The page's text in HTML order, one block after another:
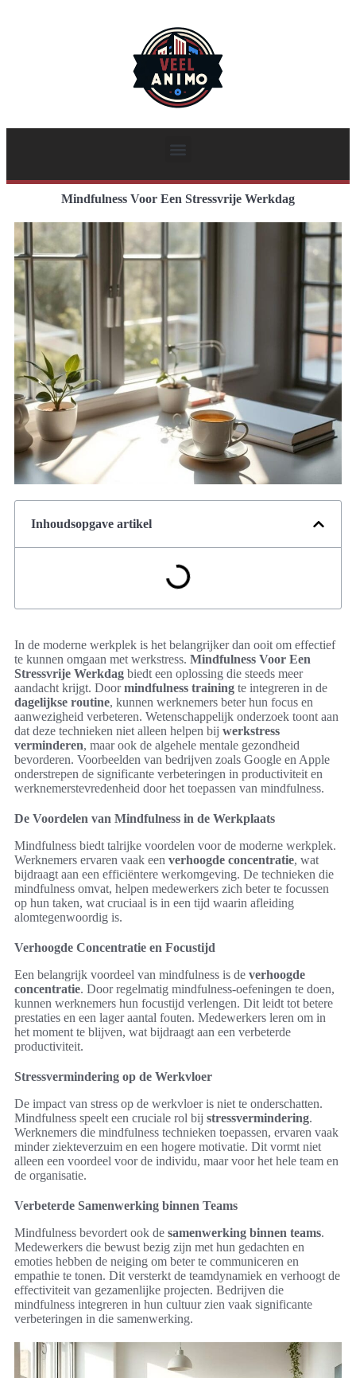
Mindfulness Voor Een Stressvrije Werkdag
Inhoudsopgave artikel
In de moderne werkplek is het belangrijker dan ooit om effectief
te kunnen omgaan met werkstress. Mindfulness Voor Een
Stressvrije Werkdag biedt een oplossing die steeds meer
aandacht krijgt. Doormindfulness training te integreren in de
dagelijkse routine, kunnen werknemers beter hun focus en
aanwezigheid verbeteren. Wetenschappelijk onderzoek toont aan
dat deze technieken niet alleen helpen bij werkstress
verminderen, maar ook de algehele mentale gezondheid
bevorderen. Voorbeelden van bedrijven zoals Google en Apple
onderstrepen de significante verbeteringen in productiviteit en
werknemerstevredenheid door het toepassen van mindfulness.
De Voordelen van Mindfulness in de Werkplaats
Mindfulness biedt talrijke voordelen voor de moderne werkplek.
Werknemers ervaren vaak een verhoogde concentratie, wat
bijdraagt aan een efficiëntere werkomgeving. De technieken die
mindfulness omvat, helpen medewerkers zich beter te focussen
op hun taken, wat cruciaal is in een tijd waarin afleiding
alomtegenwoordig is.
Verhoogde Concentratie en Focustijd
Een belangrijk voordeel van mindfulness is de verhoogde
concentratie. Door regelmatig mindfulness-oefeningen te doen,
kunnen werknemers hun focustijd verlengen. Dit leidt tot betere
prestaties en een lager aantal fouten. Medewerkers leren om in
het moment te blijven, wat bijdraagt aan een verbeterde
productiviteit.
Stressvermindering op de Werkvloer
De impact van stress op de werkvloer is niet te onderschatten.
Mindfulness speelt een cruciale rol bij stressvermindering.
Werknemers die mindfulness technieken toepassen, ervaren vaak
minder ziekteverzuim en een hogere motivatie. Dit vormt niet
alleen een voordeel voor de individu, maar voor het hele team en
de organisatie.
Verbeterde Samenwerking binnen Teams
Mindfulness bevordert ook de samenwerking binnen teams.
Medewerkers die bewust bezig zijn met hun gedachten en
emoties hebben de neiging om beter te communiceren en
empathie te tonen. Dit versterkt de teamdynamiek en verhoogt de
effectiviteit van gezamenlijke projecten. Bedrijven die
mindfulness integreren in hun cultuur zien vaak significante
verbeteringen in die samenwerking.